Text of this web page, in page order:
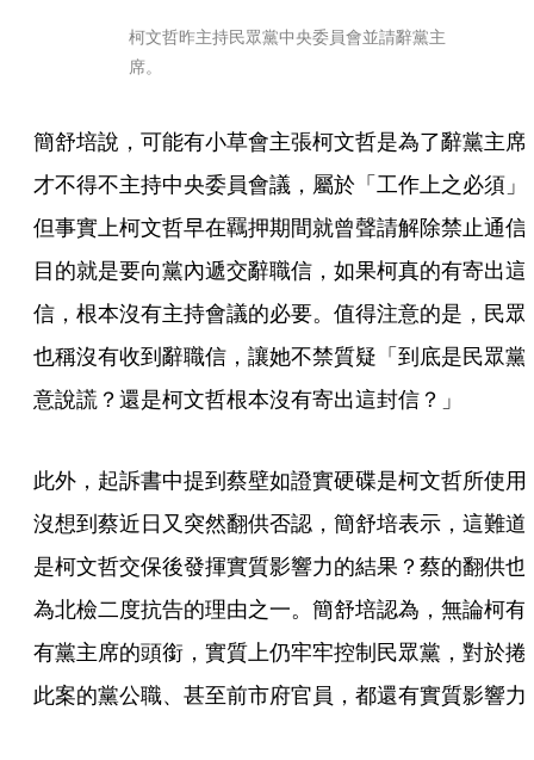
柯文哲昨主持民眾黨中央委員會並請辭黨主
席。
簡舒培說，可能有小草會主張柯文哲是為了辭黨主席
才不得不主持中央委員會議，屬於「工作上之必須」
但事實上柯文哲早在羈押期間就曾聲請解除禁止通信
目的就是要向黨內遞交辭職信，如果柯真的有寄出這
信，根本沒有主持會議的必要。值得注意的是，民眾
也稱沒有收到辭職信，讓她不禁質疑「到底是民眾黨
意說謊？還是柯文哲根本沒有寄出這封信？」
此外，起訴書中提到蔡壁如證實硬碟是柯文哲所使用
沒想到蔡近日又突然翻供否認，簡舒培表示，這難道
是柯文哲交保後發揮實質影響力的結果？蔡的翻供也
為北檢二度抗告的理由之一。簡舒培認為，無論柯有
有黨主席的頭銜，實質上仍牢牢控制民眾黨，對於捲
此案的黨公職、甚至前市府官員，都還有實質影響力